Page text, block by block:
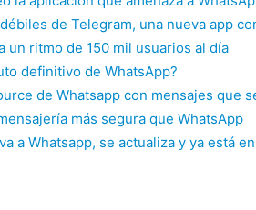
de Telegram, una nueva app
un ritmo de 150 mil usuarios al día
definitivo de WhatsApp?
de Whatsapp con mensajes que
más segura que WhatsApp
a Whatsapp, se actualiza y ya está